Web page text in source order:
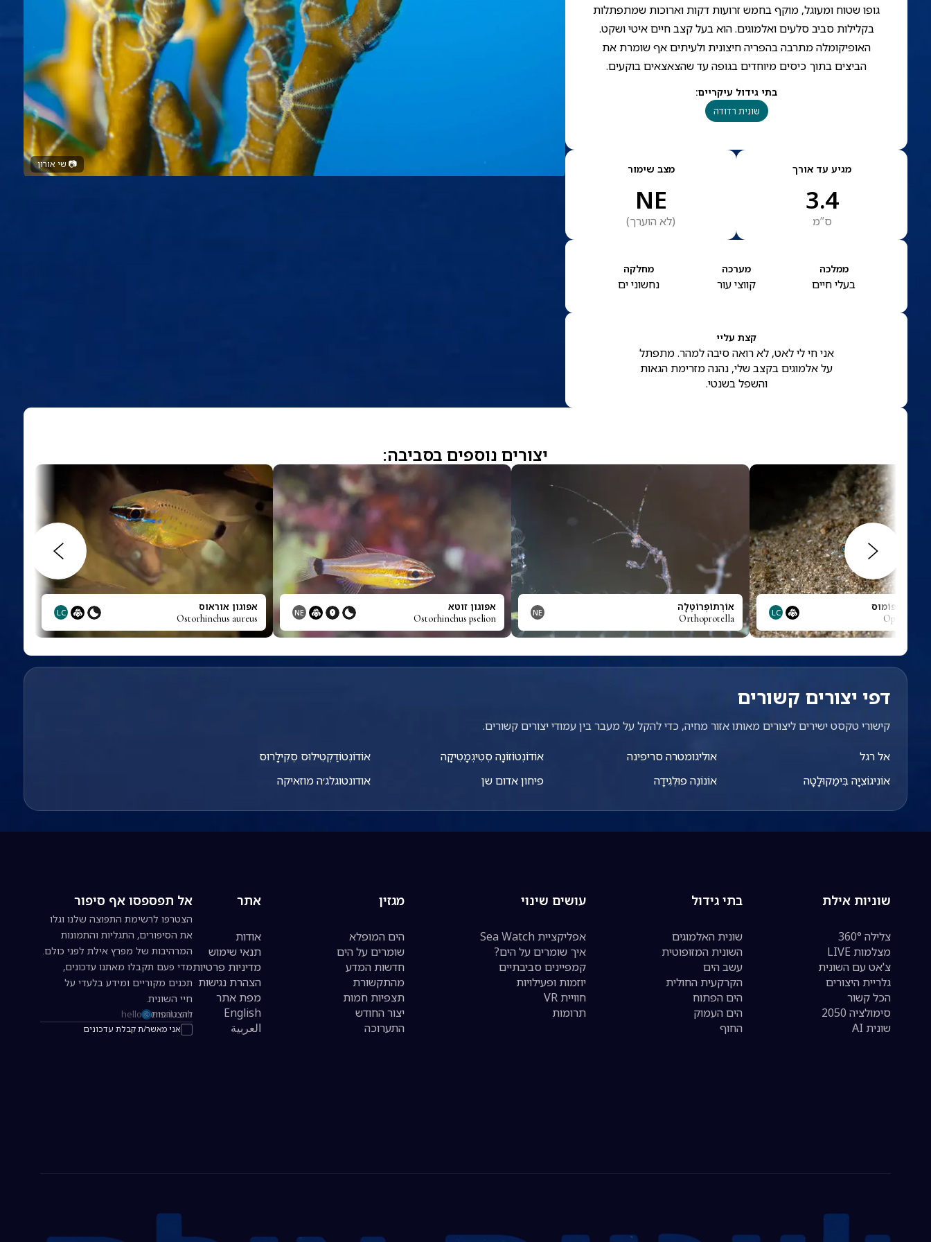
📷 שי אורון
גופו שטוח ומעוגל, מוקף בחמש זרועות דקות וארוכות שמתפתלות
בקלילות סביב סלעים ואלמוגים. הוא בעל קצב חיים איטי ושקט.
האופיקומלה מתרבה בהפריה חיצונית ולעיתים אף שומרת את
הביצים בתוך כיסים מיוחדים בגופה עד שהצאצאים בוקעים.
בתי גידול עיקריים:
שונית רדודה
מגיע עד אורך
3.4
ס”מ
מצב שימור
NE
(לא הוערך)
ממלכה
בעלי חיים
מערכה
קווצי עור
מחלקה
נחשוני ים
קצת עליי
אני חי לי לאט, לא רואה סיבה למהר. מתפתל
על אלמוגים בקצב שלי, נהנה מזרימת הגאות
והשפל בשנטי.
יצורים נוספים בסביבה:
אוֹפְּלוֹפּוֹמוּס
Oplopomus
LC אוֹרְתוֹפְּרוֹטֶלָה
Orthoprotella
NE אפוגון זוטא
Ostorhinchus pselion
NE אפוגון אוראוס
Ostorhinchus aureus
LC
דפי יצורים קשורים
קישורי טקסט ישירים ליצורים מאותו אזור מחיה, כדי להקל על מעבר בין עמודי יצורים קשורים.
אל רגל
אוֹנִיגוֹצִיָה בִּימַקוּלָטָה
אוליגומטרה סריפינה
אוֹנוֹנֶה פוּלְגִידָה
אוֹדוֹנְטוֹזוֹנָה סְטִיגְמָטִיקָה
פיחון אדום שן
אוֹדוֹנְטוֹדַקְטִילוּס סְקִילָרוּס
אודונטוגלג׳ה מוזאיקה
שוניות אילת
צלילה 360°
מצלמות LIVE
צ'אט עם השונית
גלריית היצורים
הכל קשור
סימולציה 2050
שונית AI
בתי גידול
שונית האלמוגים
השונית המזופוטית
עשב הים
הקרקעית החולית
הים הפתוח
הים העמוק
החוף
עושים שינוי
אפליקציית Sea Watch
איך שומרים על הים?
קמפיינים סביבתיים
יוזמות ופעילויות
חוויית VR
תרומות
מגזין
הים המופלא
שומרים על הים
חדשות המדע
מהתקשורת
תצפיות חמות
יצור החודש
התערוכה
אתר
אודות
תנאי שימוש
מדיניות פרטיות
הצהרת נגישות
מפת אתר
English
العربية
אל תפספסו אף סיפור
הצטרפו לרשימת התפוצה שלנו וגלו
את הסיפורים, התגליות והתמונות
המרהיבות של מפרץ אילת לפני כולם.
מדי פעם תקבלו מאתנו עדכונים,
תכנים מקוריים ומידע בלעדי על
חיי השונית.
כתובת אימייל להרשמה לניוזלטר
אני מאשר/ת קבלת עדכונים
להצטרפות